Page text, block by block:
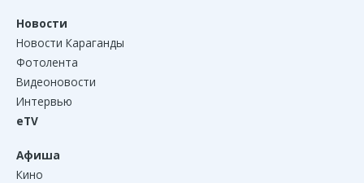
Новости
Новости Караганды
Фотолента
Видеоновости
Интервью
eTV
Афиша
Кино